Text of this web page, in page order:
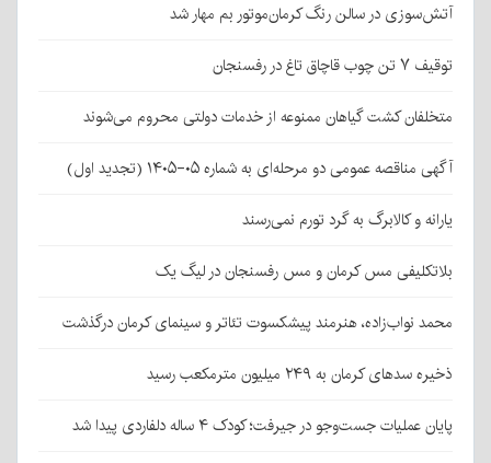
آتش‌سوزی در سالن رنگ کرمان‌موتور بم مهار شد
توقیف ۷ تن چوب قاچاق تاغ در رفسنجان
متخلفان کشت گیاهان ممنوعه از خدمات دولتی محروم می‌شوند
آگهی مناقصه عمومی دو مرحله‌ای به شماره ۰۵-۱۴۰۵ (تجدید اول)
یارانه و کالابرگ به گرد تورم نمی‌رسند
بلاتکلیفی مس کرمان و مس رفسنجان در لیگ یک
محمد نواب‌زاده، هنرمند پیشکسوت تئاتر و سینمای کرمان درگذشت
ذخیره سدهای کرمان به ۲۴۹ میلیون مترمکعب رسید
پایان عملیات جست‌وجو در جیرفت؛ کودک ۴ ساله دلفاردی پیدا شد